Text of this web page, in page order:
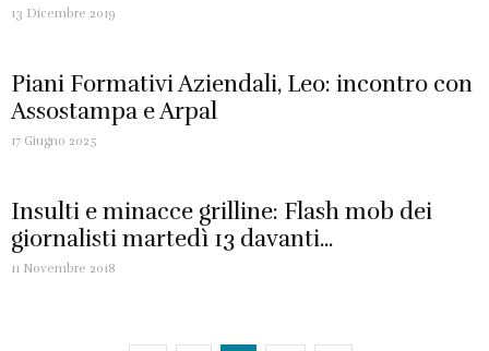
13 Dicembre 2019
Piani Formativi Aziendali, Leo: incontro con
Assostampa e Arpal
17 Giugno 2025
Insulti e minacce grilline: Flash mob dei
giornalisti martedì 13 davanti...
11 Novembre 2018